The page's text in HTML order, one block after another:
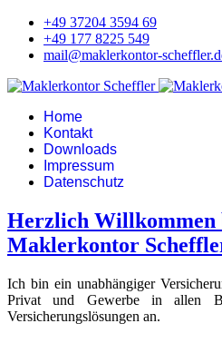
+49 37204 3594 69
+49 177 8225 549
mail@maklerkontor-
Home
Kontakt
Downloads
Impressum
Datenschutz
Herzlich Willkommen
Maklerkontor
Ich bin ein unabhängiger
Privat und Gewerbe in allen
Versicherungslösungen an.